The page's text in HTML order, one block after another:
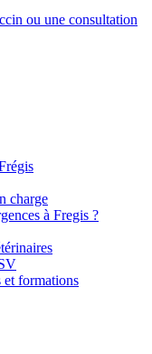
ou une consultation
charge
à Fregis ?
et formations